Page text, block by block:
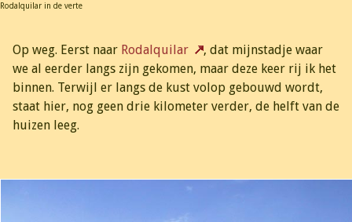
Rodalquilar in de verte
Op weg. Eerst naar Rodalquilar
, dat mijnstadje waar
we al eerder langs zijn gekomen, maar deze keer rij ik het
binnen. Terwijl er langs de kust volop gebouwd wordt,
staat hier, nog geen drie kilometer verder, de helft van de
huizen leeg.